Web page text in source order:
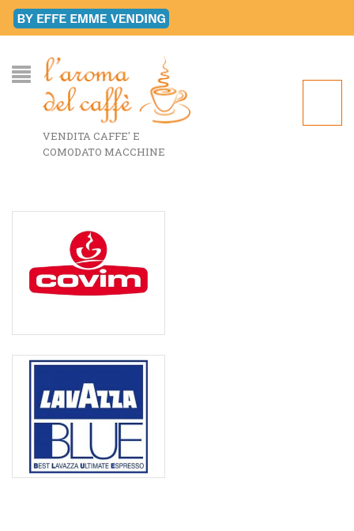
VENDITA CAFFE' E
COMODATO MACCHINE